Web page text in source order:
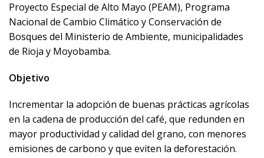
Proyecto Especial de Alto Mayo (PEAM), Programa
Nacional de Cambio Climático y Conservación de
Bosques del Ministerio de Ambiente, municipalidades
de Rioja y Moyobamba.
Objetivo
Incrementar la adopción de buenas prácticas agrícolas
en la cadena de producción del café, que redunden en
mayor productividad y calidad del grano, con menores
emisiones de carbono y que eviten la deforestación.